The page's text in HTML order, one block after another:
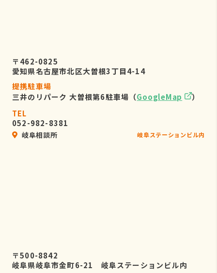
〒462-0825
愛知県名古屋市北区大曽根3丁目4-14
提携駐車場
三井のリパーク 大曽根第6駐車場（GoogleMap
）
TEL
052-982-8381
岐阜相談所 岐阜ステーションビル内
〒500-8842
岐阜県岐阜市金町6-21 岐阜ステーションビル内